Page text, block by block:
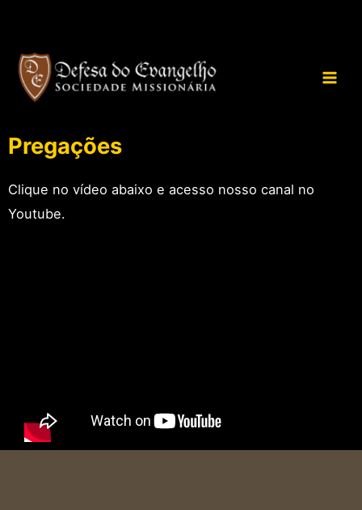
Pregações
Clique no vídeo abaixo e acesso nosso canal no
Youtube.